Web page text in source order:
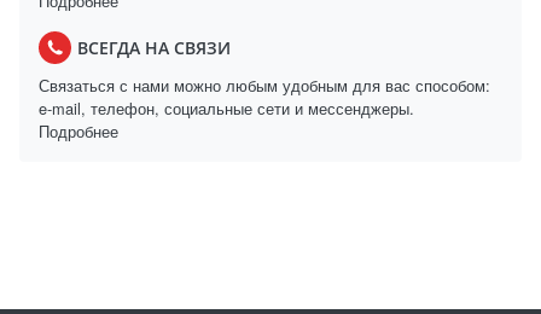
ВСЕГДА НА СВЯЗИ
Связаться с нами можно любым удобным для вас способом:
e-mail, телефон, социальные сети и мессенджеры.
Подробнее